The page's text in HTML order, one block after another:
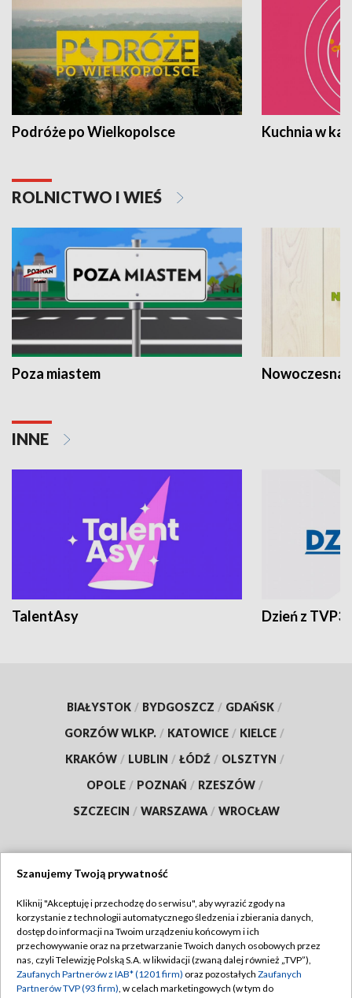
Podróże po Wielkopolsce Kuchnia w
ROLNICTWO I WIEŚ
Poza miastem Nowoczesna
INNE
TalentAsy Dzień z TVP3
BIAŁYSTOK / BYDGOSZCZ / GDAŃSK /
GORZÓW WLKP. / KATOWICE / KIELCE /
KRAKÓW / LUBLIN / ŁÓDŹ / OLSZTYN /
OPOLE / POZNAŃ / RZESZÓW /
SZCZECIN / WARSZAWA / WROCŁAW
TVP
Abonament TVP
Emisja w TVP
Regulamin TVP
Polityka prywatności
Szanujemy Twoją prywatność
Kliknij "Akceptuję i przechodzę do serwisu", aby wyrazić zgody na
korzystanie z technologii automatycznego śledzenia i zbierania danych,
dostęp do informacji na Twoim urządzeniu końcowym i ich
przechowywanie oraz na przetwarzanie Twoich danych osobowych przez
nas, czyli Telewizję Polską S.A. w likwidacji (zwaną dalej również „TVP”),
Zaufanych Partnerów z IAB* (1201 firm) oraz pozostałych Zaufanych
Partnerów TVP (93 firm), w celach marketingowych (w tym do